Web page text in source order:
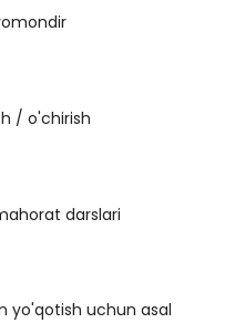
/ o'chirish
darslari
yo'qotish uchun asal